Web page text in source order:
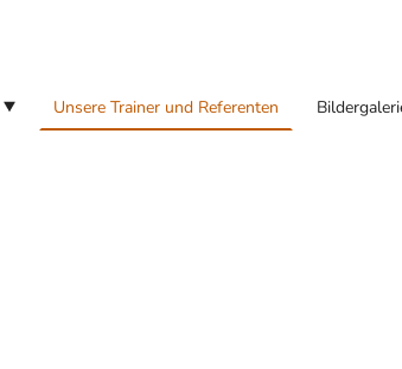
Unsere Trainer und Referenten